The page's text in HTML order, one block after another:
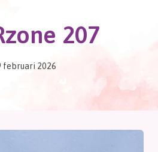
207
februari 2026